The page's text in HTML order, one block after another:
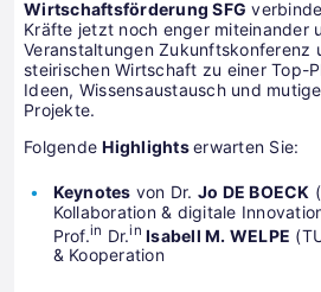
Wirtschaftsförderung SFG
Kräfte jetzt noch enger miteinander
Veranstaltungen Zukunftskonferenz
steirischen Wirtschaft zu einer Top-
Ideen, Wissensaustausch und
Projekte.
FolgendeHighlightserwarten Sie:
Keynotes von Dr. Jo DE BOECK
Kollaboration & digitale
Prof. in Dr.in Isabell M. WELPE
& Kooperation